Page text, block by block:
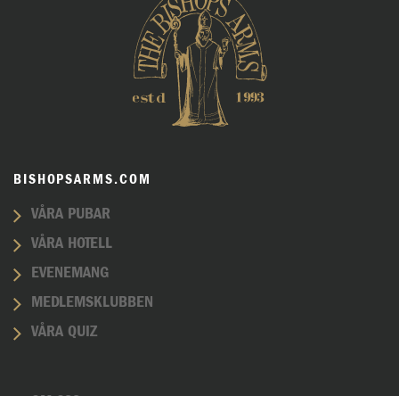
BISHOPSARMS.COM
VÅRA PUBAR
VÅRA HOTELL
EVENEMANG
MEDLEMSKLUBBEN
VÅRA QUIZ